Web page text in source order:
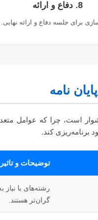
8. دفاع و ارائه
برای جلسه دفاع و ارائه نهایی.
نامه
است، چرا که عوامل
برنامه‌ریزی کند.
توضیحات و
رشته‌های با نیاز
گران‌تر هستند.